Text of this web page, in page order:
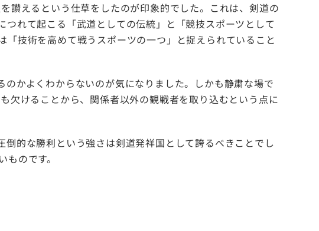
讃えるという仕草をしたのが印象的でした。これは、剣道の
れて起こる「武道としての伝統」と「競技スポーツとして
技術を高めて戦うスポーツの一つ」と捉えられていること
かよくわからないのが気になりました。しかも静粛な場で
欠けることから、関係者以外の観戦者を取り込むという点に
的な勝利という強さは剣道発祥国として誇るべきことでし
のです。